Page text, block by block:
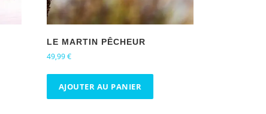
LE MARTIN PÊCHEUR
49,99€
AJOUTER AU PANIER